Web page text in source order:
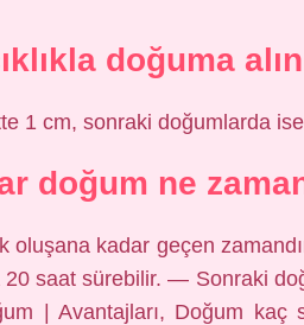
doğuma
1 cm, sonraki doğumlarda
doğum ne
oluşana kadar geçen
saat sürebilir. — Sonraki
| Avantajları, Doğum kaç